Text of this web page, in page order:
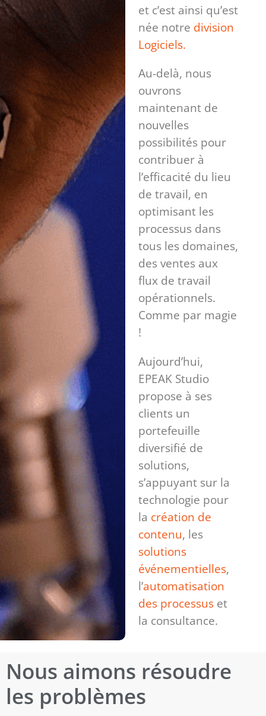
et c’est ainsi qu’est
née notre division
Logiciels.
Au-delà, nous
ouvrons
maintenant de
nouvelles
possibilités pour
contribuer à
l’efficacité du lieu
de travail, en
optimisant les
processus dans
tous les domaines,
des ventes aux
flux de travail
opérationnels.
Comme par magie
!
Aujourd’hui,
EPEAK Studio
propose à ses
clients un
portefeuille
diversifié de
solutions,
s’appuyant sur la
technologie pour
la création de
contenu, les
solutions
événementielles,
l’automatisation
des processus et
la consultance.
Nous aimons résoudre
les problèmes